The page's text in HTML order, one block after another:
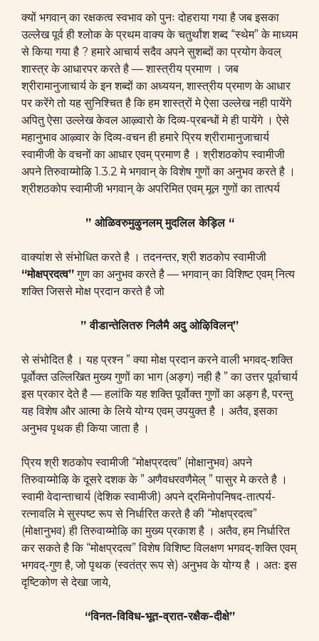
क्यों भगवान् का रक्षकत्व स्वभाव को पुनः दोहराया गया है जब इसका
उल्लेख पूर्व ही श्लोक के प्रथम वाक्य के चतुर्थांश शब्द “स्थेम” के माध्यम
से किया गया है ? हमारे आचार्य सदैव अपने सुशब्दों का प्रयोग केवल्
शास्त्र के आधारपर करते है — शास्त्रीय प्रमाण । जब
श्रीरामानुजाचार्य के इन शब्दों का अध्ययन, शास्त्रीय प्रमाण के आधार
पर करेंगे तो यह सुनिश्चित है कि हम शास्त्रों मे ऐसा उल्लेख नही पायेंगे
अपितु ऐसा उल्लेख केवल आऴ्वारो के दिव्य-प्रबन्धों मे ही पायेंगे । ऐसे
महानुभाव आऴ्वार के दिव्य-वचन ही हमारे प्रिय श्रीरामानुजाचार्य
स्वामीजी के वचनों का आधार एवम् प्रमाण है । श्रीशठकोप स्वामीजी
अपने तिरुवाय्मोऴि 1.3.2 मे भगवान् के विशेष गुणों का अनुभव करते है ।
श्रीशठकोप स्वामीजी भगवान् के अपरिमित एवम् मूल गुणों का तात्पर्य
” ओळिवरुमुऴुनलम् मुदलिल केड़िल “
वाक्यांश से संभोधित करते है । तदनन्तर, श्री शठकोप स्वामीजी
“मोक्षप्रदत्व”गुण का अनुभव करते है — भगवान् का विशिष्ट एवम् नित्य
शक्ति जिससे मोक्ष प्रदान करते है जो
” वीडान्तेलितरु निलैमै अदु ओऴिविलन्”
से संभोदित है । यह प्रश्न ” क्या मोक्ष प्रदान करने वाली भगवद्-शक्ति
पूर्वोक्त उल्लिखित मुख्य गुणों का भाग (अङ्ग) नही है ” का उत्तर पूर्वाचार्य
इस प्रकार देते है — हलांकि यह शक्ति पूर्वोक्त गुणों का अङ्ग है, परन्तु
यह विशेष और आत्मा के लिये योग्य एवम् उपयुक्त है । अतैव, इसका
अनुभव पृथक ही किया जाता है ।
प्रिय श्री शठकोप स्वामीजी “मोक्षप्रदत्व” (मोक्षानुभव) अपने
तिरुवाय्मोऴि के दूसरे दशक के ” अणैवधरवणैमेल् ” पासुर मे करते है ।
स्वामी वेदान्ताचार्य (देशिक स्वामीजी) अपने द्रमिनोपनिषद-तात्पर्य-
रत्नावलि मे सुस्पष्ट रूप से निर्धारित करते है की “मोक्षप्रदत्व”
(मोक्षानुभव) ही तिरुवाय्मोऴि का मुख्य प्रकाश है । अतैव, हम निर्धारित
कर सकते है कि “मोक्षप्रदत्व” विशेष विशिष्ट विलक्षण भगवद्-शक्ति एवम्
भगवद्-गुण है, जो पृथक (स्वतंत्र रूप से) अनुभव के योग्य है । अतः इस
दृष्टिकोण से देखा जाये,
“विनत-विविध-भूत-व्रात-रक्षैक-दीक्षे”